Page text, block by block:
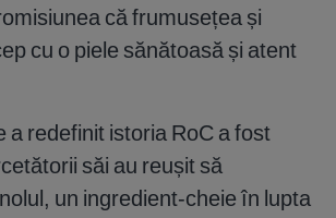
că frumusețea și
cu o piele sănătoasă și atent
a redefinit istoria RoC a fost
săi au reușit să
un ingredient-cheie în lupta